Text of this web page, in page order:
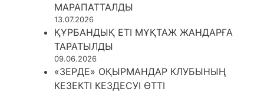
МАРАПАТТАЛДЫ
13.07.2026
ҚҰРБАНДЫҚ ЕТІ МҰҚТАЖ ЖАНДАРҒА
ТАРАТЫЛДЫ
09.06.2026
«ЗЕРДЕ» ОҚЫРМАНДАР КЛУБЫНЫҢ
КЕЗЕКТІ КЕЗДЕСУІ ӨТТІ